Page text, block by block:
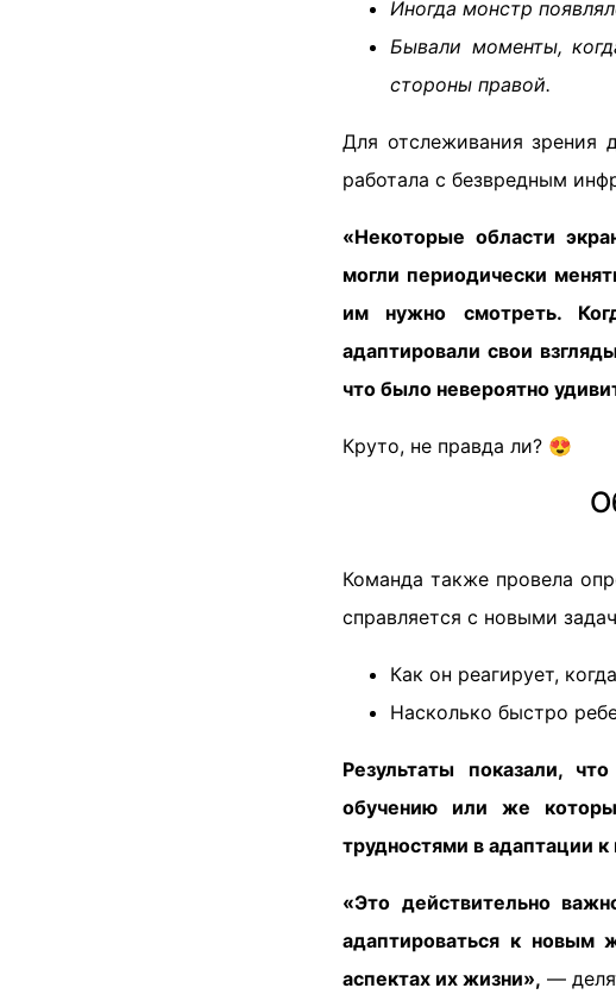
Иногда монстр
Бывали моменты,
стороны правой.
Для отслеживания зрения
работала с безвредным
«Некоторые области
могли периодически
им нужно смотреть.
адаптировали свои
что было невероятно
Круто, не правда ли? 😍
Команда также провела
справляется с новыми
Как он реагирует,
Насколько быстро
Результаты показали,
обучению или же
трудностями в адаптации
«Это действительно
адаптироваться к новым
аспектах их жизни», —